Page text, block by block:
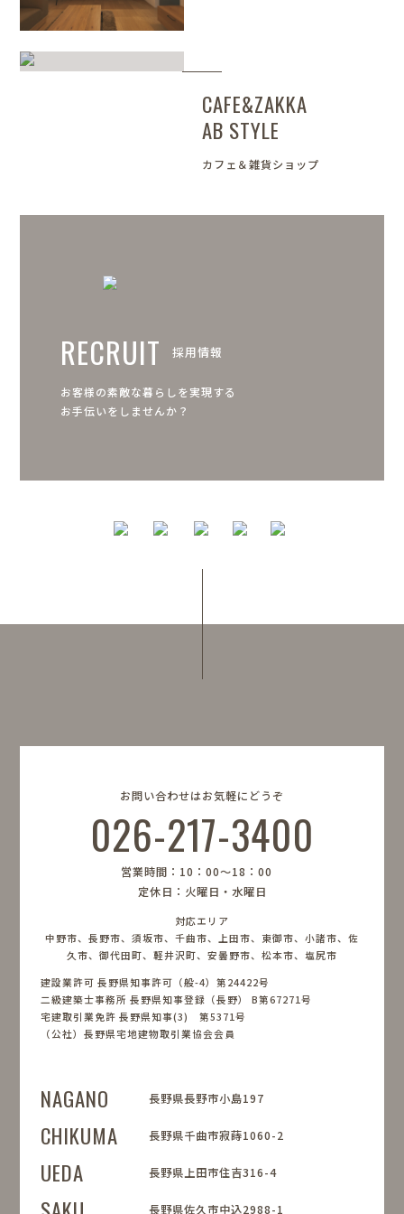
CAFE&ZAKKA
AB STYLE
カフェ＆雑貨ショップ
RECRUIT 採用情報
お客様の素敵な暮らしを実現する
お手伝いをしませんか？
お問い合わせはお気軽にどうぞ
026-217-3400
営業時間：10：00〜18：00
定休日：火曜日・水曜日
対応エリア
中野市、長野市、須坂市、千曲市、上田市、東御市、小諸市、佐
久市、御代田町、軽井沢町、安曇野市、松本市、塩尻市
建設業許可 長野県知事許可（般-4）第24422号
二級建築士事務所 長野県知事登録（長野） B第67271号
宅建取引業免許 長野県知事(3) 第5371号
（公社）長野県宅地建物取引業協会会員
NAGANO 長野県長野市小島197
CHIKUMA 長野県千曲市寂蒔1060-2
UEDA 長野県上田市住吉316-4
長野県佐久市中込2988-1